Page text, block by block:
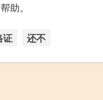
助。
证 还不